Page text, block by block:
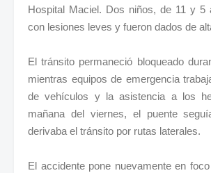
Hospital Maciel. Dos niños, de 11 y 5
con lesiones leves y fueron dados de
El tránsito permaneció bloqueado
mientras equipos de emergencia
de vehículos y la asistencia a los
mañana del viernes, el puente
derivaba el tránsito por rutas laterales.
El accidente pone nuevamente en